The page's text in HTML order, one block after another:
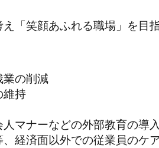
「笑顔あふれる職場」を目
業の削減
維持
マナーなどの外部教育の導入
、経済面以外での従業員のケ